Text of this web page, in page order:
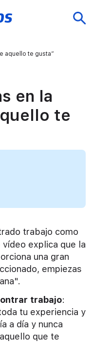
aquello te gusta”
en la
te
trabajo como
vídeo explica que la
una gran
empiezas
trabajo:
tu experiencia y
a día y nunca
que te